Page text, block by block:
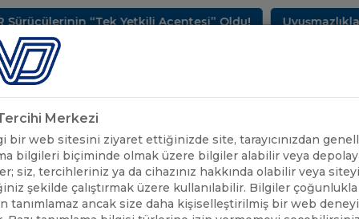
“Tek Yetkili Acentesi” Oldu! Uyuşmazlıkların
SEKTÖREL BİLGİLER UND YAYINLARI
Merkezi
bir web sitesini ziyaret ettiğinizde site, tarayıcınızdan
bilgileri biçiminde olmak üzere bilgiler alabilir veya
siz, tercihleriniz ya da cihazınız hakkında olabilir veya siteyi
şekilde çalıştırmak üzere kullanılabilir. Bilgiler
tanımlamaz ancak size daha kişiselleştirilmiş bir web